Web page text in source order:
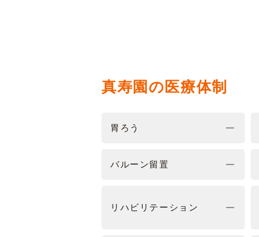
真寿園の医療体制
胃ろう
バルーン留置
リハビリテーション